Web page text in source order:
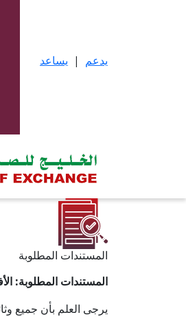
يدعم | يساعد
المستندات المطلوبة
المستندات المطلوبة:
يرجى العلم بأن جميع